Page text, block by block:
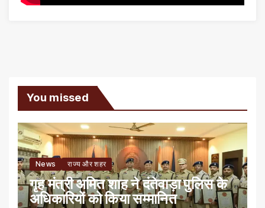
You missed
News राज्य और शहर
गृह मंत्री अमित शाह ने दंतेवाड़ा पुलिस के
अधिकारियों को किया सम्मानित